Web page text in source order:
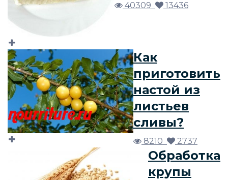
40309 13436
Как
приготовить
настой из
листьев
сливы?
8210 2737
Обработка
крупы